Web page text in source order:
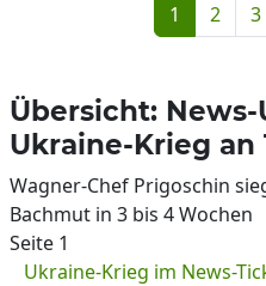
1 2 3
Übersicht:
Ukraine-Krieg an
Wagner-Chef Prigoschin
Bachmut in 3 bis 4 Wochen
Seite 1
Ukraine-Krieg im News-